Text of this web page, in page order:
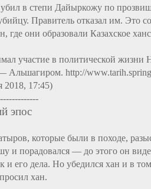
в степи Дайыркожу по
Правитель отказал им. Это
где они образовали Казахское
участие в политической жизни
Альшагиром. http://
2018, 17:45)
эпос
которые были в походе,
и порадовался — до этого он
и его дела. Но убедился хан и в
хан.